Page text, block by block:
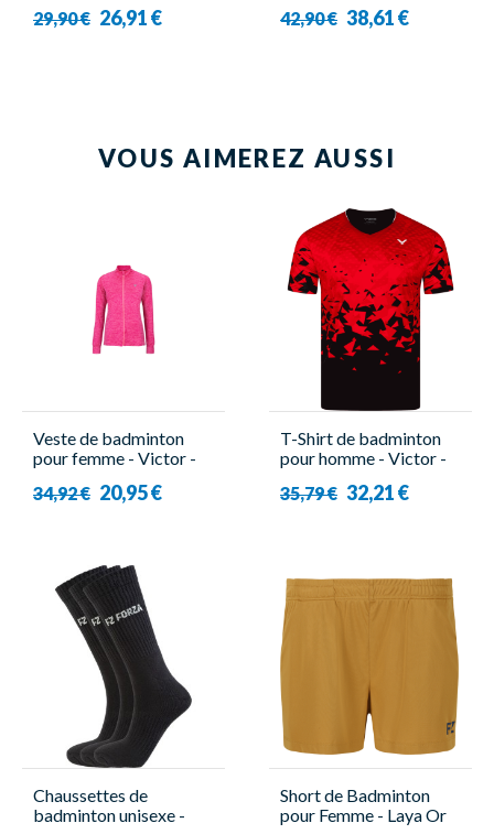
29,90 € 26,91 € 42,90 € 38,61 €
VOUS AIMEREZ AUSSI
Veste de badminton
pour femme - Victor -
34,92 € 20,95 €
T-Shirt de badminton
pour homme - Victor -
35,79 € 32,21 €
Chaussettes de
badminton unisexe -
Short de Badminton
pour Femme - Laya Or